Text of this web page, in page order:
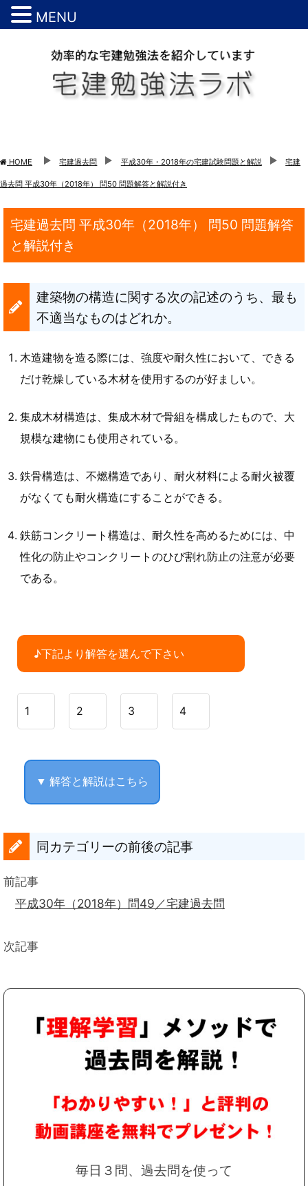
HOME 宅建過去問 平成30年・2018年の宅建試験問題と解説 宅建
過去問 平成30年（2018年） 問50 問題解答と解説付き
宅建過去問 平成30年（2018年） 問50 問題解答
と解説付き
建築物の構造に関する次の記述のうち、最も
不適当なものはどれか。
木造建物を造る際には、強度や耐久性において、できる
だけ乾燥している木材を使用するのが好ましい。
集成木材構造は、集成木材で骨組を構成したもので、大
規模な建物にも使用されている。
鉄骨構造は、不燃構造であり、耐火材料による耐火被覆
がなくても耐火構造にすることができる。
鉄筋コンクリート構造は、耐久性を高めるためには、中
性化の防止やコンクリートのひび割れ防止の注意が必要
である。
♪下記より解答を選んで下さい
1 2 3 4
▼ 解答と解説はこちら
同カテゴリーの前後の記事
前記事
平成30年（2018年）問49／宅建過去問
次記事
毎日３問、過去問を使って
MENU